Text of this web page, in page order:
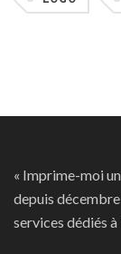
« Imprime-moi
depuis décembre
services dédiés